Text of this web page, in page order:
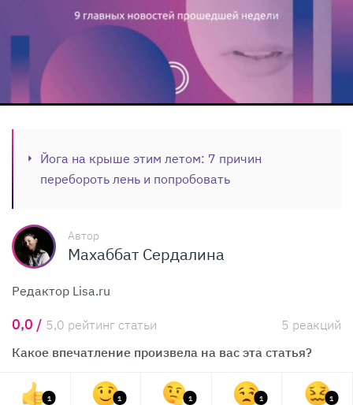
Йога на крыше этим летом: 7 причин
перебороть лень и попробовать
Автор
Махаббат Сердалина
Редактор Lisa.ru
0,0 / 5,0 рейтинг статьи
5 реакций
Какое впечатление произвела на вас эта статья?
1 1 1 1 1